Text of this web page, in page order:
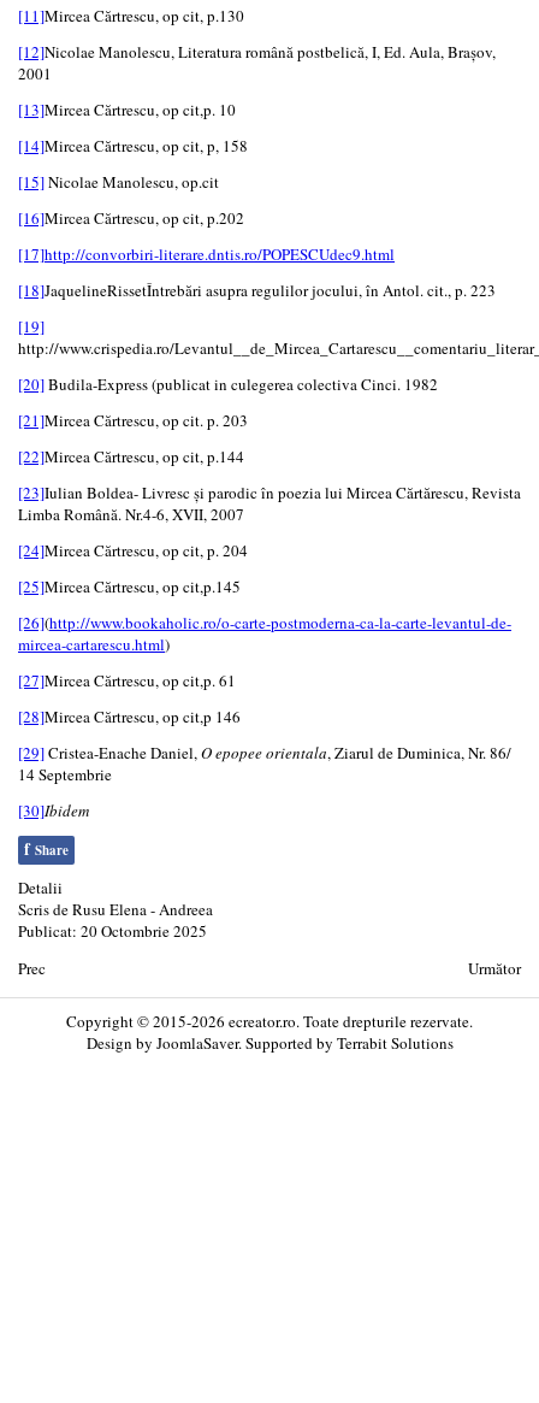
[11]Mircea Cărtrescu, op cit, p.130
[12]Nicolae Manolescu, Literatura română postbelică, I, Ed. Aula, Brașov,
2001
[13]Mircea Cărtrescu, op cit,p. 10
[14]Mircea Cărtrescu, op cit, p, 158
[15]Nicolae Manolescu, op.cit
[16]Mircea Cărtrescu, op cit, p.202
[17]http://convorbiri-literare.dntis.ro/POPESCUdec9.html
[18]JaquelineRissetÎntrebări asupra regulilor jocului, în Antol. cit., p. 223
[19]
http://www.crispedia.ro/
[20]Budila-Express (publicat in culegerea colectiva Cinci. 1982
[21]Mircea Cărtrescu, op cit. p. 203
[22]Mircea Cărtrescu, op cit, p.144
[23]Iulian Boldea- Livresc și parodic în poezia lui Mircea Cărtărescu, Revista
Limba Română. Nr.4-6, XVII, 2007
[24]Mircea Cărtrescu, op cit, p. 204
[25]Mircea Cărtrescu, op cit,p.145
[26](http://www.bookaholic.ro/o-carte-postmoderna-ca-la-carte-levantul-de-
mircea-cartarescu.html)
[27]Mircea Cărtrescu, op cit,p. 61
[28]Mircea Cărtrescu, op cit,p 146
[29]Cristea-Enache Daniel,O epopee orientala, Ziarul de Duminica, Nr. 86/
14 Septembrie
[30]Ibidem
f Share
Detalii
Scris deRusu Elena - Andreea
Publicat: 20 Octombrie 2025
Prec
Următor
Copyright © 2015-2026 ecreator.ro. Toate drepturile rezervate.
Design by JoomlaSaver. Supported by Terrabit Solutions